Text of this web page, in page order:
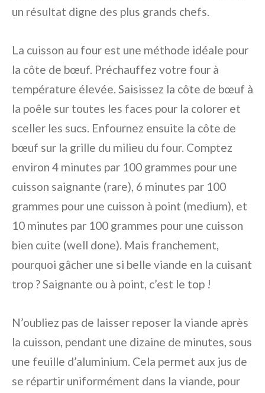
un résultat digne des plus grands chefs.
La cuisson au four est une méthode idéale pour
la côte de bœuf. Préchauffez votre four à
température élevée. Saisissez la côte de bœuf à
la poêle sur toutes les faces pour la colorer et
sceller les sucs. Enfournez ensuite la côte de
bœuf sur la grille du milieu du four. Comptez
environ 4 minutes par 100 grammes pour une
cuisson saignante (rare), 6 minutes par 100
grammes pour une cuisson à point (medium), et
10 minutes par 100 grammes pour une cuisson
bien cuite (well done). Mais franchement,
pourquoi gâcher une si belle viande en la cuisant
trop ? Saignante ou à point, c’est le top !
N’oubliez pas de laisser reposer la viande après
la cuisson, pendant une dizaine de minutes, sous
une feuille d’aluminium. Cela permet aux jus de
se répartir uniformément dans la viande, pour